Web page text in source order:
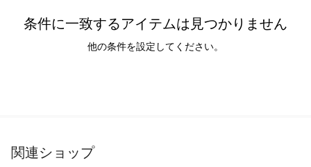
条件に一致するアイテムは見つかりません
他の条件を設定してください。
関連ショップ